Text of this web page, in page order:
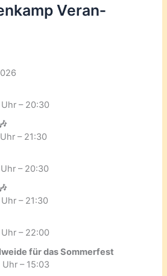
Veran­
– 20:30
– 21:30
– 20:30
– 21:30
– 22:00
für das Sommerfest
– 15:03